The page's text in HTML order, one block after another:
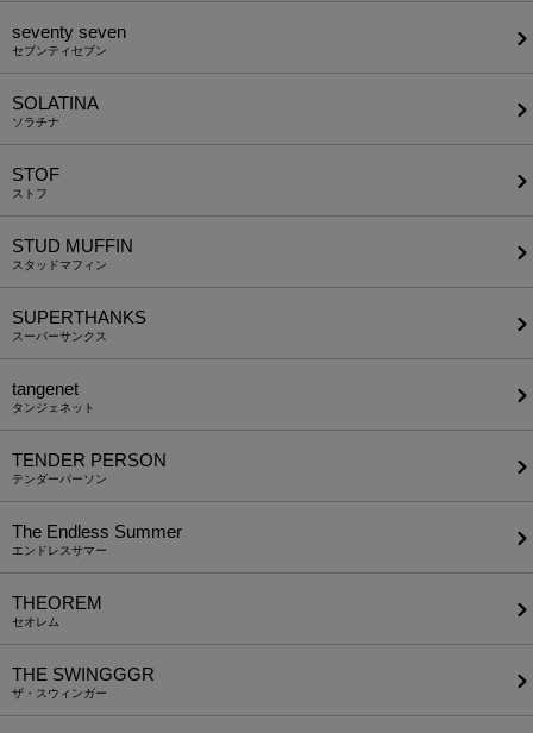
seventy seven
セブンティセブン
SOLATINA
ソラチナ
STOF
ストフ
STUD MUFFIN
スタッドマフィン
SUPERTHANKS
スーパーサンクス
tangenet
タンジェネット
TENDER PERSON
テンダーパーソン
The Endless Summer
エンドレスサマー
THEOREM
セオレム
THE SWINGGGR
ザ・スウィンガー